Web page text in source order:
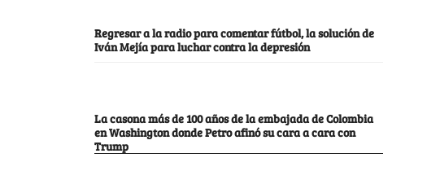
Regresar a la radio para comentar fútbol, la solución de
Iván Mejía para luchar contra la depresión
La casona más de 100 años de la embajada de Colombia
en Washington donde Petro afinó su cara a cara con
Trump